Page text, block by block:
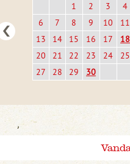
1 2 3 4
6
7 8 9 10 11
13
14 15 16 17 18
20
21 22 23 24 25
27
28 29 30